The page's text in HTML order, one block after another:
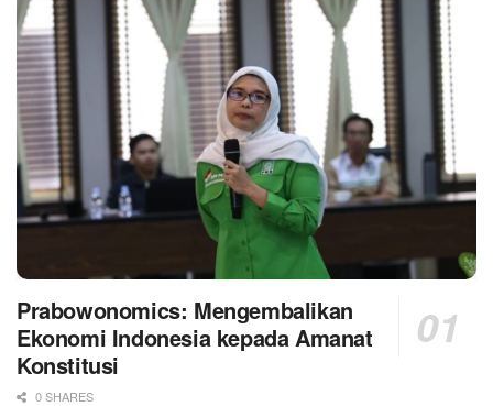
Prabowonomics: Mengembalikan
Ekonomi Indonesia kepada Amanat
Konstitusi
0 SHARES